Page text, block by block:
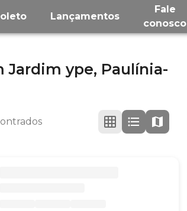
Lançamentos
Fale
conosco
Jardim ype, Paulínia-